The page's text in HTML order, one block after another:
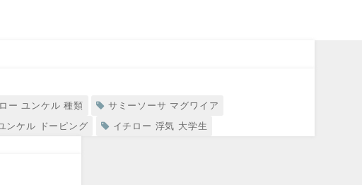
ー ユンケル 種類
サミーソーサ マグワイア
ンケル ドーピング イチロー 浮気 大学生